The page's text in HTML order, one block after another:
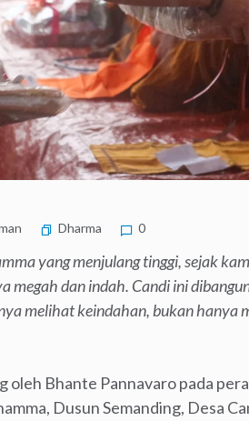
Dharma 0
yang menjulang tinggi, sejak
megah dan indah. Candi ini
melihat keindahan, bukan hanya
oleh Bhante Pannavaro pada
Dusun Semanding, Desa